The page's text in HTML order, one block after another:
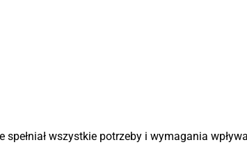
wszystkie potrzeby i wymagania